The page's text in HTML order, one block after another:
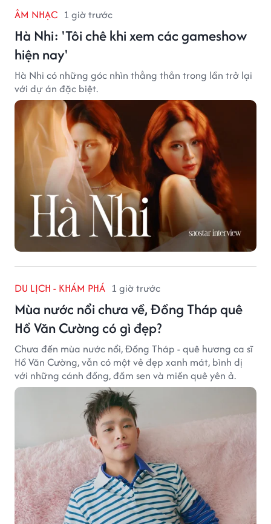
ÂM NHẠC 1 giờ trước
Hà Nhi: 'Tôi chê khi xem các gameshow
hiện nay'
Hà Nhi có những góc nhìn thẳng thắn trong lần trở lại
với dự án đặc biệt.
DU LỊCH - KHÁM PHÁ 1 giờ trước
Mùa nước nổi chưa về, Đồng Tháp quê
Hồ Văn Cường có gì đẹp?
Chưa đến mùa nước nổi, Đồng Tháp - quê hương ca sĩ
Hồ Văn Cường, vẫn có một vẻ đẹp xanh mát, bình dị
với những cánh đồng, đầm sen và miền quê yên ả.